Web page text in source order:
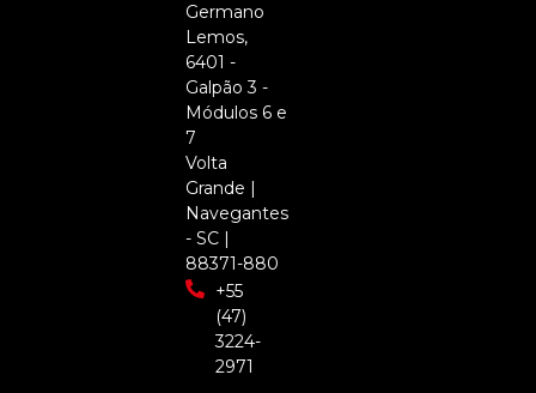
Germano
Lemos,
6401 -
Galpão 3 -
Módulos 6 e
7
Volta
Grande |
Navegantes
- SC |
88371-880
+55
(47)
3224-
2971